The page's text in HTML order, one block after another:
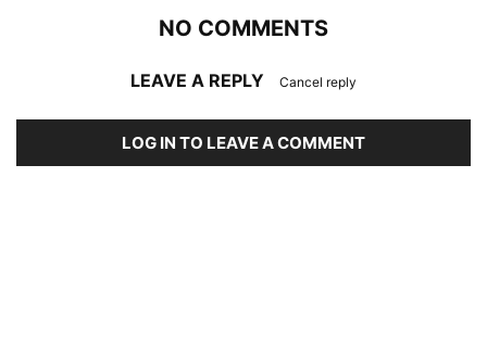
NO COMMENTS
LEAVE A REPLY Cancel reply
LOG IN TO LEAVE A COMMENT